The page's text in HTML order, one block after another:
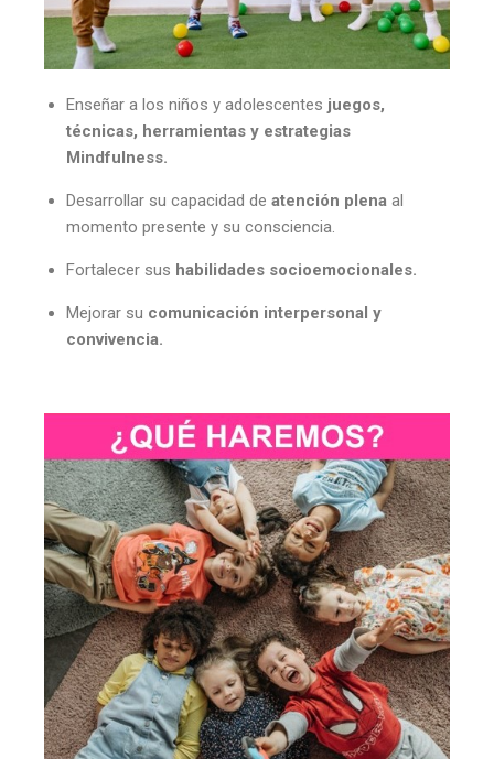
Enseñar a los niños y adolescentes juegos,
técnicas, herramientas y estrategias
Mindfulness.
Desarrollar su capacidad de atención plena al
momento presente y su consciencia.
Fortalecer sus habilidades socioemocionales.
Mejorar su comunicación interpersonal y
convivencia.